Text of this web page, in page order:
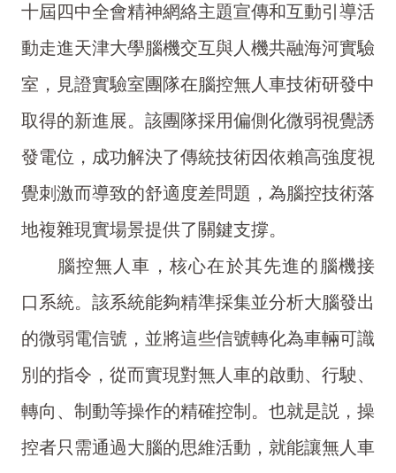
十屆四中全會精神網絡主題宣傳和互動引導活
動走進天津大學腦機交互與人機共融海河實驗
室，見證實驗室團隊在腦控無人車技術研發中
取得的新進展。該團隊採用偏側化微弱視覺誘
發電位，成功解決了傳統技術因依賴高強度視
覺刺激而導致的舒適度差問題，為腦控技術落
地複雜現實場景提供了關鍵支撐。
腦控無人車，核心在於其先進的腦機接
口系統。該系統能夠精準採集並分析大腦發出
的微弱電信號，並將這些信號轉化為車輛可識
別的指令，從而實現對無人車的啟動、行駛、
轉向、制動等操作的精確控制。也就是説，操
控者只需通過大腦的思維活動，就能讓無人車